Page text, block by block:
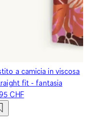
a camicia in viscosa
fit - fantasia
CHF